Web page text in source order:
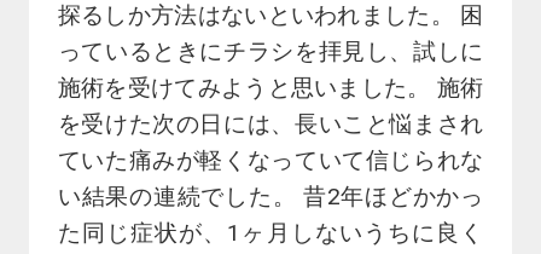
探るしか方法はないといわれました。 困
っているときにチラシを拝見し、試しに
施術を受けてみようと思いました。 施術
を受けた次の日には、長いこと悩まされ
ていた痛みが軽くなっていて信じられな
い結果の連続でした。 昔2年ほどかかっ
た同じ症状が、1ヶ月しないうちに良く